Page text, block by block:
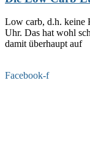
Low carb, d.h. keine
Uhr. Das hat wohl
damit überhaupt auf
Facebook-f